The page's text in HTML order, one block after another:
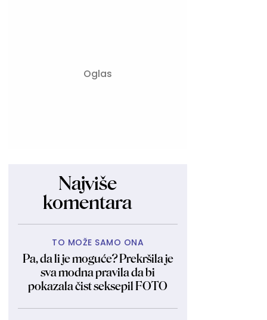
Najviše
komentara
TO MOŽE SAMO ONA
Pa, da li je moguće? Prekršila je
sva modna pravila da bi
pokazala čist seksepil FOTO